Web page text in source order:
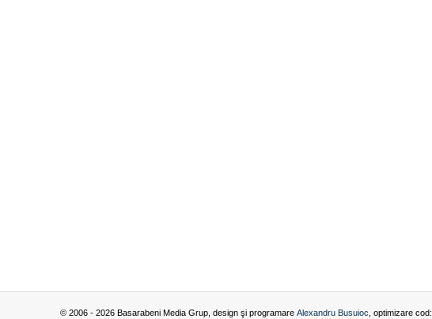
© 2006 - 2026 Basarabeni Media Grup, design şi programare Alexandru Busuioc , optimizare cod: